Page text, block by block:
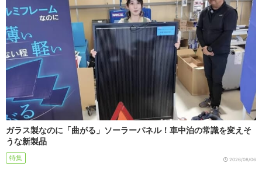
ガラス製なのに「曲がる」ソーラーパネル！車中泊の常識を変えそ
うな新製品
特集 2026/08/06